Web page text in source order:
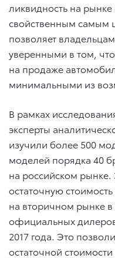
ликвидность на рынке
свойственным самым
позволяет
уверенными в том,
на продаже
минимальными из
В рамках
эксперты
изучили более 500
моделей порядка 40
на российском
остаточную
на вторичном рынке в
официальных
2017 года. Это
остаточной